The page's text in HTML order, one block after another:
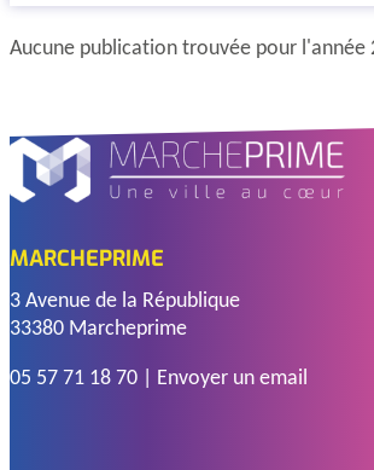
Aucune publication trouvée pour l'année
MARCHEPRIME
3 Avenue de la République
33380 Marcheprime
05 57 71 18 70 Envoyer un email